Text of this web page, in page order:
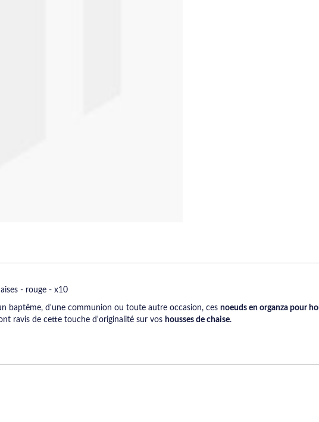
- rouge - x10
baptême, d'une communion ou toute autre occasion, ces noeuds en organza pour
ravis de cette touche d'originalité sur vos housses de chaise.